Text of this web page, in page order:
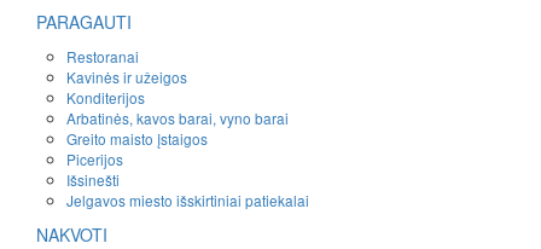
PARAGAUTI
Restoranai
Kavinės ir užeigos
Konditerijos
Arbatinės, kavos barai, vyno barai
Greito maisto įstaigos
Picerijos
Išsinešti
Jelgavos miesto išskirtiniai patiekalai
NAKVOTI